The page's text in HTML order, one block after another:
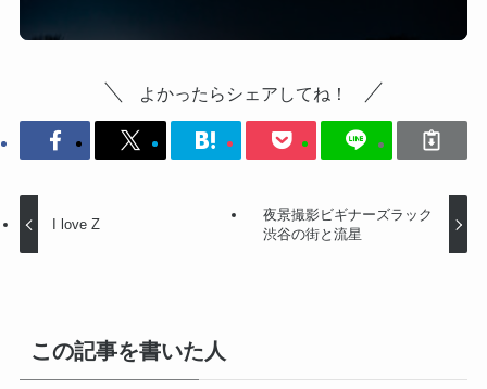
よかったらシェアしてね！
I love Z
夜景撮影ビギナーズラック
渋谷の街と流星
この記事を書いた人